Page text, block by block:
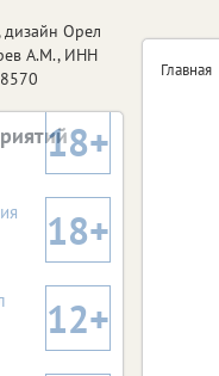
Главная
А.М., ИНН
18+
18+
12+